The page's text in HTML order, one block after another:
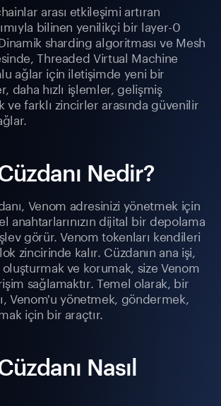
arası etkileşimi artıran
bilinen yenilikçi bir layer-0
sharding algoritması ve Mesh
Threaded Virtual Machine
ağlar için iletişimde yeni bir
daha hızlı işlemler, gelişmiş
ve farklı zincirler arasında güvenilir
Nedir?
Venom adresinizi yönetmek için
anahtarlarınızın dijital bir depolama
görür. Venom tokenları kendileri
zincirinde kalır. Cüzdanın ana işi,
ve korumak, size Venom
sağlamaktır. Temel olarak, bir
Venom'u yönetmek, göndermek,
için bir araçtır.
Nasıl